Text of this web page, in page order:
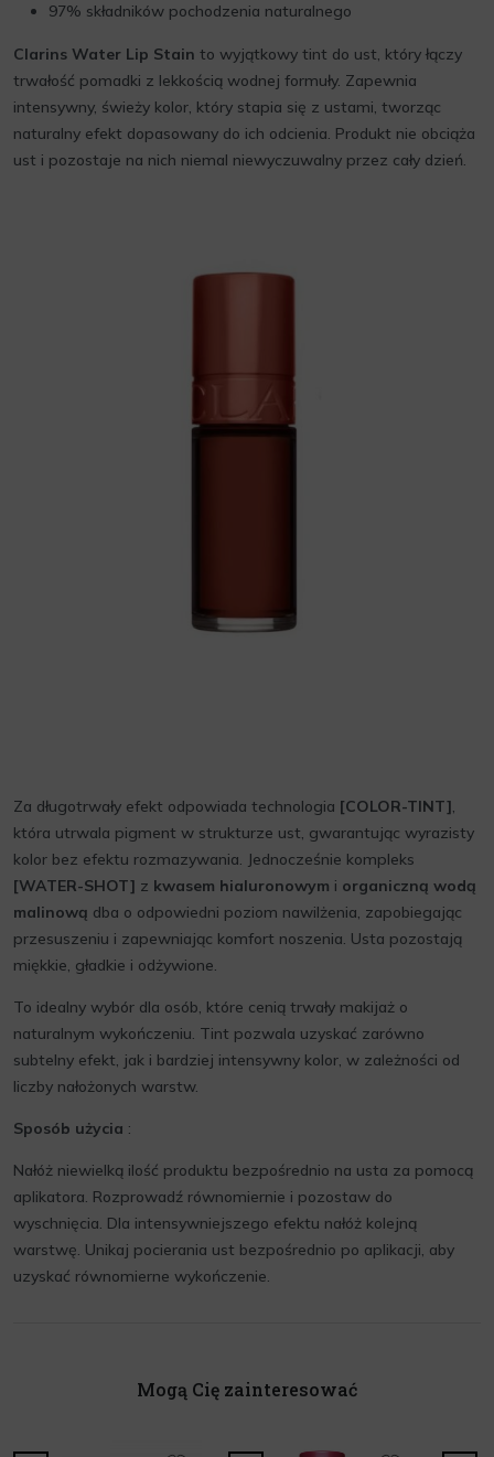
97% składników pochodzenia naturalnego
Clarins Water Lip Stain to wyjątkowy tint do ust, który łączy
trwałość pomadki z lekkością wodnej formuły. Zapewnia
intensywny, świeży kolor, który stapia się z ustami, tworząc
naturalny efekt dopasowany do ich odcienia. Produkt nie obciąża
ust i pozostaje na nich niemal niewyczuwalny przez cały dzień.
Za długotrwały efekt odpowiada technologia [COLOR-TINT],
która utrwala pigment w strukturze ust, gwarantując wyrazisty
kolor bez efektu rozmazywania. Jednocześnie kompleks
[WATER-SHOT] z kwasem hialuronowym i organiczną wodą
malinową dba o odpowiedni poziom nawilżenia, zapobiegając
przesuszeniu i zapewniając komfort noszenia. Usta pozostają
miękkie, gładkie i odżywione.
To idealny wybór dla osób, które cenią trwały makijaż o
naturalnym wykończeniu. Tint pozwala uzyskać zarówno
subtelny efekt, jak i bardziej intensywny kolor, w zależności od
liczby nałożonych warstw.
Sposób użycia :
Nałóż niewielką ilość produktu bezpośrednio na usta za pomocą
aplikatora. Rozprowadź równomiernie i pozostaw do
wyschnięcia. Dla intensywniejszego efektu nałóż kolejną
warstwę. Unikaj pocierania ust bezpośrednio po aplikacji, aby
uzyskać równomierne wykończenie.
Mogą Cię zainteresować